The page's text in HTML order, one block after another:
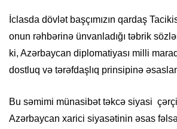
İclasda dövlət başçımızın qardaş
onun rəhbərinə ünvanladığı təbrik
ki, Azərbaycan diplomatiyası milli
dostluq və tərəfdaşlıq prinsipinə
Bu səmimi münasibət təkcə siyasi
Azərbaycan xarici siyasətinin əsas